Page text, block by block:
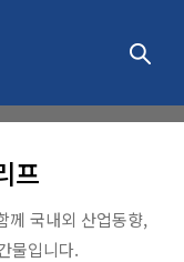
프
께 국내외 산업동향,
물입니다.